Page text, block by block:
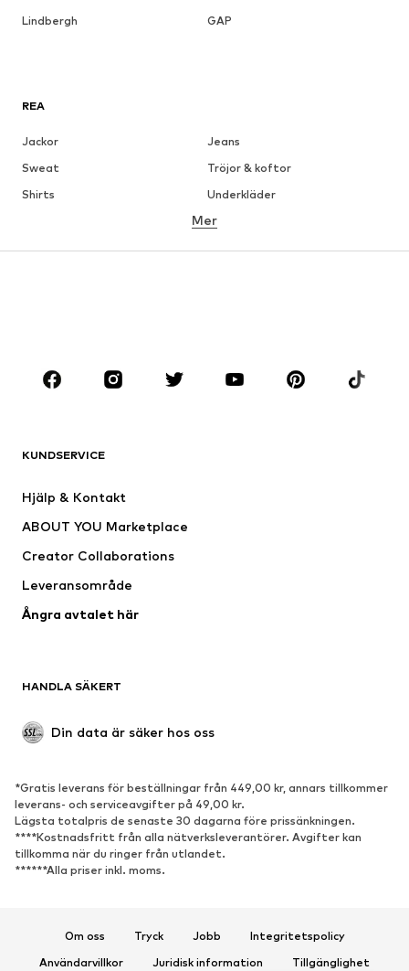
Lindbergh
GAP
REA
Jackor
Jeans
Sweat
Tröjor & koftor
Shirts
Underkläder
Skjortor
Rockar
Kostymer & kavajer
KLÄDER
Jackor
Badkläder
Tillfällen
Upcycling
Nytt
Boots & stövlar
Lågskor
SPORT
Sportkläder
Sporttyper
Sportskor
ACCESSOARER
Mer
KUNDSERVICE
Hjälp & Kontakt
ABOUT YOU Marketplace
Creator Collaborations
Leveransområde
Ångra avtalet här
HANDLA SÄKERT
Din data är säker hos oss
*Gratis leverans för beställningar från 449,00 kr, annars tillkommer
leverans- och serviceavgifter på 49,00 kr.
Lägsta totalpris de senaste 30 dagarna före prissänkningen.
****Kostnadsfritt från alla nätverksleverantörer. Avgifter kan
tillkomma när du ringer från utlandet.
******Alla priser inkl. moms.
Om oss Tryck Jobb
Integritetspolicy
Användarvillkor
Juridisk information Tillgänglighet